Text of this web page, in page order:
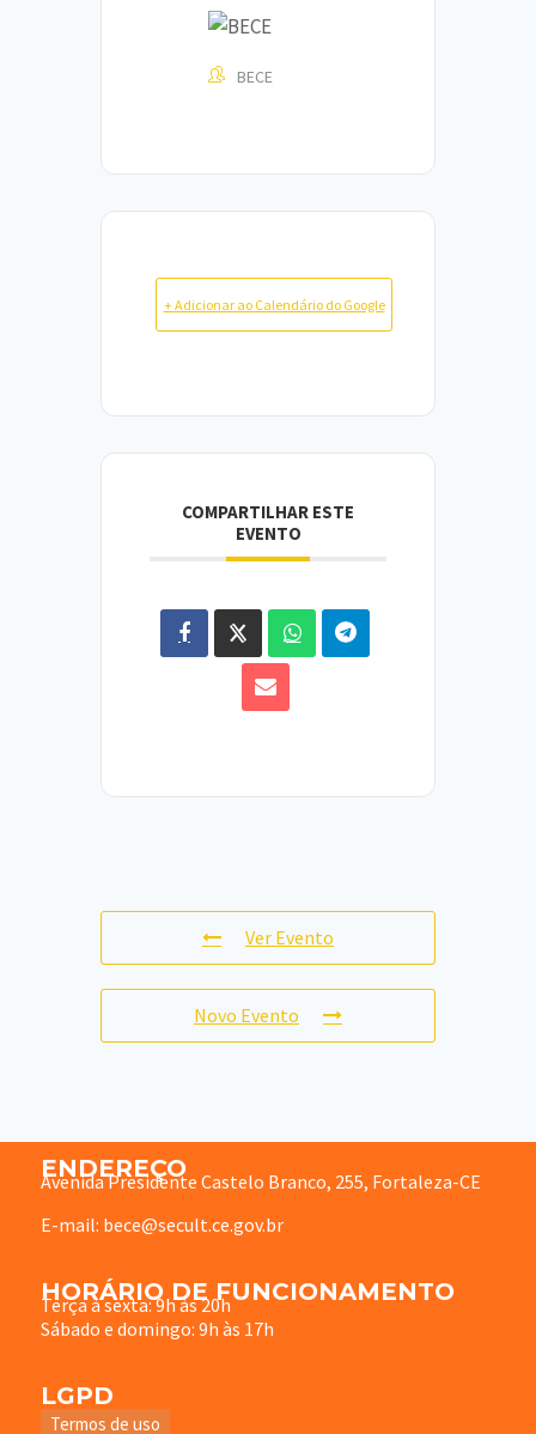
BECE
+ Adicionar ao Calendário do Google
COMPARTILHAR ESTE
EVENTO
Ver Evento
Novo Evento
ENDEREÇO
Avenida Presidente Castelo Branco, 255, Fortaleza-CE
E-mail: bece@secult.ce.gov.br
HORÁRIO DE FUNCIONAMENTO
Terça à sexta: 9h às 20h
Sábado e domingo: 9h às 17h
LGPD
Termos de uso